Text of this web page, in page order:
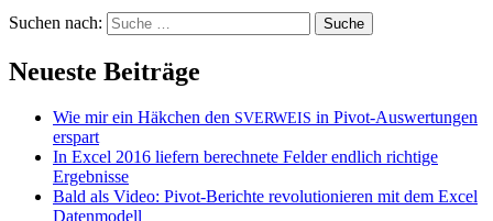
Suchen nach:
Neueste Beiträge
Wie mir ein Häkchen den SVERWEIS in Pivot-Auswertungen
erspart
In Excel 2016 liefern berechnete Felder endlich richtige
Ergebnisse
Bald als Video: Pivot-Berichte revolutionieren mit dem Excel
Datenmodell